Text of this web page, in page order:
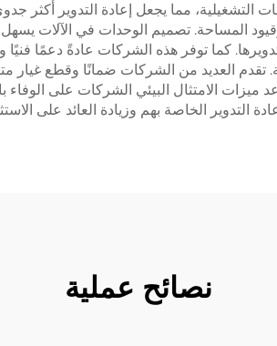
التشغيلية، مما يجعل إعادة التدوير أكثر
المساحة. تصميم الوحدات في الآلات يسهل
تدويرها. كما توفر هذه الشركات عادةً
تقدم العديد من الشركات ضمانًا وقطع غيار
ميزات الامتثال البيئي الشركات على
الخاصة بهم وزيادة العائد على
نصائح عملية